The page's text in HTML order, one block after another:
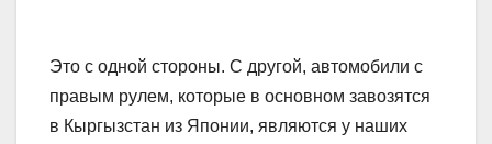
Это с одной стороны. С другой, автомобили с
правым рулем, которые в основном завозятся
в Кыргызстан из Японии, являются у наших